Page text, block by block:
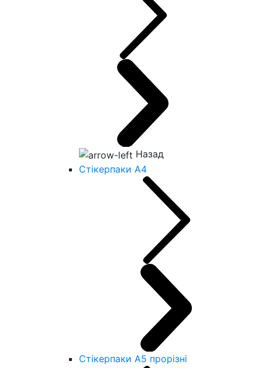
Назад
Стікерпаки А4
Стікерпаки А5 прорізні